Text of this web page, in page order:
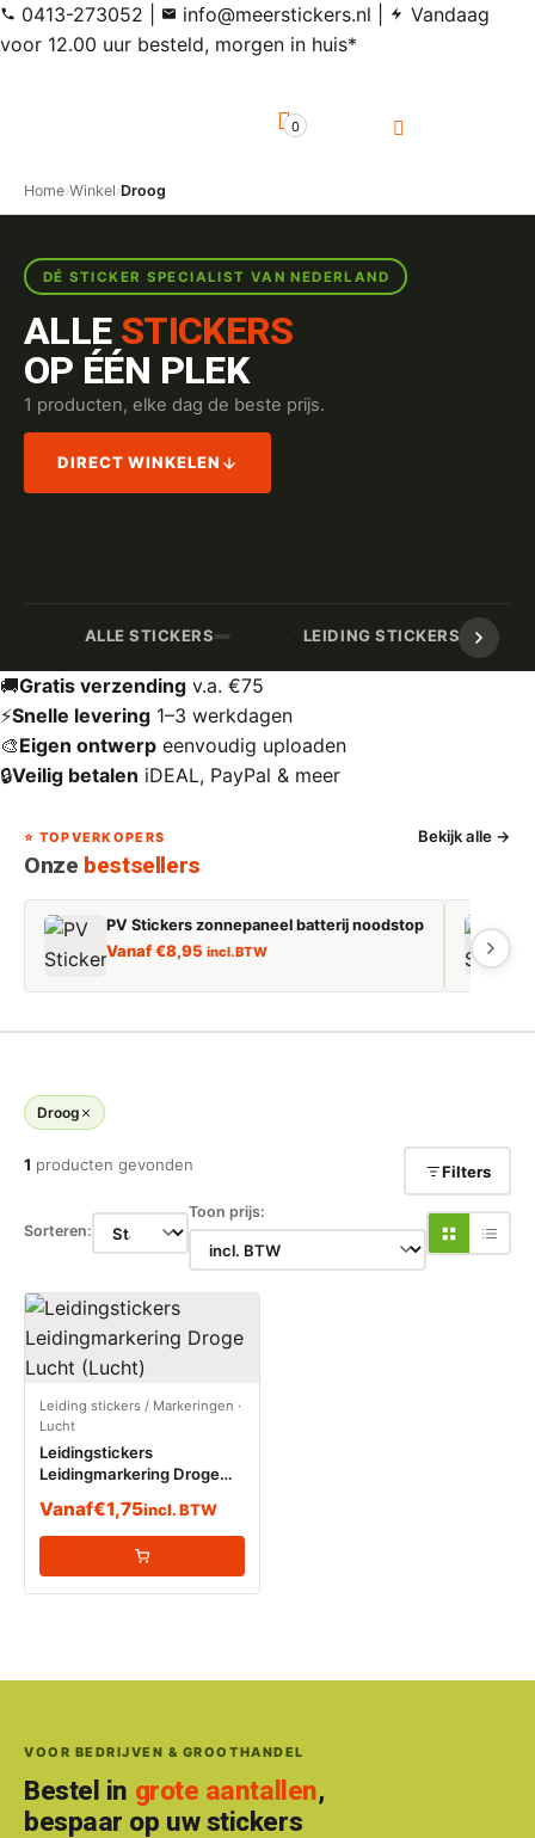
0413-273052 info@meerstickers.nl
Vandaag
voor 12.00 uur besteld, morgen in huis*
0
Home›Winkel›Droog
DÉ STICKER SPECIALIST VAN NEDERLAND
ALLE STICKERS
OP ÉÉN PLEK
1 producten, elke dag de beste prijs.
DIRECT WINKELEN
ALLE STICKERS LEIDING STICKERS /
🚚Gratis verzending v.a. €75
⚡Snelle levering 1–3 werkdagen
🎨Eigen ontwerp eenvoudig uploaden
🔒Veilig betalen iDEAL, PayPal & meer
⭐ TOPVERKOPERS
Onze bestsellers
Bekijk alle →
PV Stickers zonnepaneel batterij noodstop
Vanaf€8,95 incl. BTW
Droog
1 producten gevonden Filters
Sorteren:
Toon prijs:
Leiding stickers / Markeringen ·
Lucht
Leidingstickers
Leidingmarkering Droge
Vanaf€1,75incl. BTW
VOOR BEDRIJVEN & GROOTHANDEL
Bestel in grote aantallen,
bespaar op uw stickers